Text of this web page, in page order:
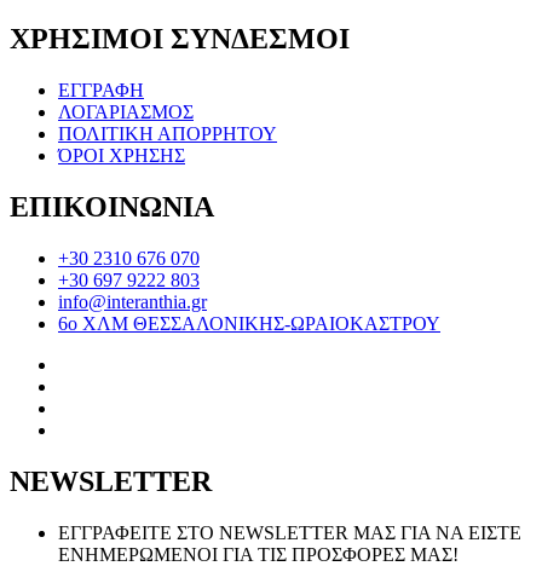
ΧΡΗΣΙΜΟΙ ΣΥΝΔΕΣΜΟΙ
ΕΓΓΡΑΦΗ
ΛΟΓΑΡΙΑΣΜΟΣ
ΠΟΛΙΤΙΚΗ ΑΠΟΡΡΗΤΟΥ
ΌΡΟΙ ΧΡΗΣΗΣ
ΕΠΙΚΟΙΝΩΝΙΑ
+30 2310 676 070
+30 697 9222 803
info@interanthia.gr
6ο ΧΛΜ ΘΕΣΣΑΛΟΝΙΚΗΣ-ΩΡΑΙΟΚΑΣΤΡΟΥ
NEWSLETTER
ΕΓΓΡΑΦΕΙΤΕ ΣΤΟ NEWSLETTER ΜΑΣ ΓΙΑ ΝΑ ΕΙΣΤΕ
ΕΝΗΜΕΡΩΜΕΝΟΙ ΓΙΑ ΤΙΣ ΠΡΟΣΦΟΡΕΣ ΜΑΣ!